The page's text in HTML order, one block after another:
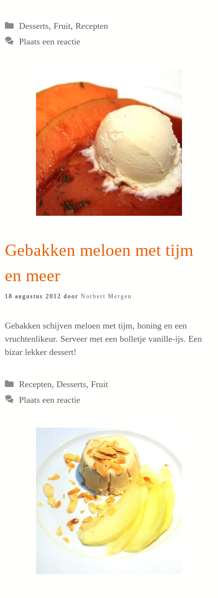
Categorieën
Desserts, Fruit, Recepten
Plaats een reactie
Gebakken meloen met tijm
en meer
18 augustus 2012 door Norbert Mergen
Gebakken schijven meloen met tijm, honing en een
vruchtenlikeur. Serveer met een bolletje vanille-ijs. Een
bizar lekker dessert!
Categorieën
Recepten, Desserts, Fruit
Plaats een reactie